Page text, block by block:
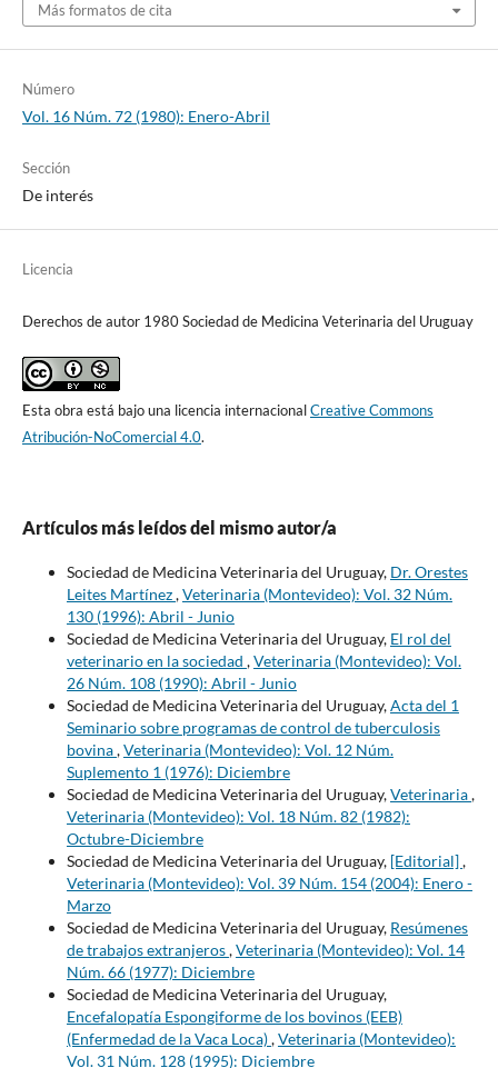
Más formatos de cita
Número
Vol. 16 Núm. 72 (1980): Enero-Abril
Sección
De interés
Licencia
Derechos de autor 1980 Sociedad de Medicina Veterinaria del Uruguay
Esta obra está bajo una licencia internacionalCreative Commons
Atribución-NoComercial 4.0.
Artículos más leídos del mismo autor/a
Sociedad de Medicina Veterinaria del Uruguay, Dr. Orestes
Leites Martínez,Veterinaria (Montevideo): Vol. 32 Núm.
130 (1996): Abril - Junio
Sociedad de Medicina Veterinaria del Uruguay, El rol del
veterinario en la sociedad ,Veterinaria (Montevideo): Vol.
26 Núm. 108 (1990): Abril - Junio
Sociedad de Medicina Veterinaria del Uruguay,Acta del 1
Seminario sobre programas de control de tuberculosis
bovina,Veterinaria (Montevideo): Vol. 12 Núm.
Suplemento 1 (1976): Diciembre
Sociedad de Medicina Veterinaria del Uruguay,Veterinaria,
Veterinaria (Montevideo): Vol. 18 Núm. 82 (1982):
Octubre-Diciembre
Sociedad de Medicina Veterinaria del Uruguay, [Editorial],
Veterinaria (Montevideo): Vol. 39 Núm. 154 (2004): Enero -
Marzo
Sociedad de Medicina Veterinaria del Uruguay, Resúmenes
de trabajos extranjeros,Veterinaria (Montevideo): Vol. 14
Núm. 66 (1977): Diciembre
Sociedad de Medicina Veterinaria del Uruguay,
Encefalopatía Espongiforme de los bovinos (EEB)
(Enfermedad de la Vaca Loca),Veterinaria (Montevideo):
Vol. 31 Núm. 128 (1995): Diciembre